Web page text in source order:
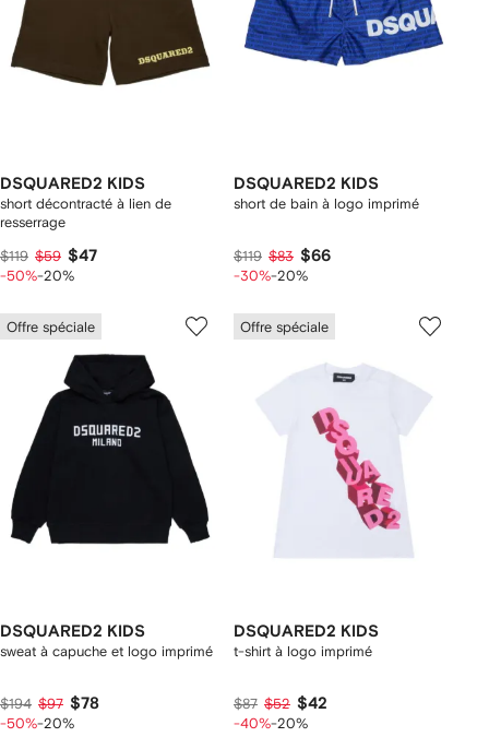
DSQUARED2 KIDS
short décontracté à lien de
resserrage
$119 $59 $47
-50%-20%
DSQUARED2 KIDS
short de bain à logo imprimé
$119 $83 $66
-30%-20%
Offre spéciale
DSQUARED2 KIDS
sweat à capuche et logo imprimé
$194 $97 $78
-50%-20%
Offre spéciale
DSQUARED2 KIDS
t-shirt à logo imprimé
$87 $52 $42
-40%-20%